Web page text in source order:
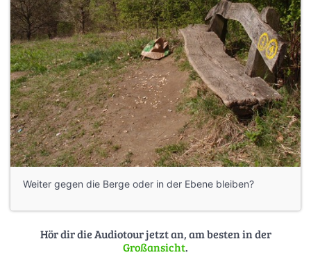
Weiter gegen die Berge oder in der Ebene bleiben?
Hör dir die Audiotour jetzt an, am besten in der
Großansicht.